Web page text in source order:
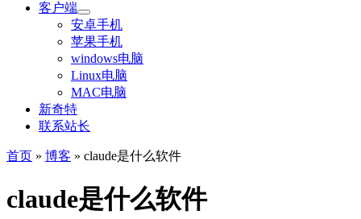
客户端
安卓手机
苹果手机
windows电脑
Linux电脑
MAC电脑
新奇特
联系站长
首页 » 博客 » claude是什么软件
claude是什么软件